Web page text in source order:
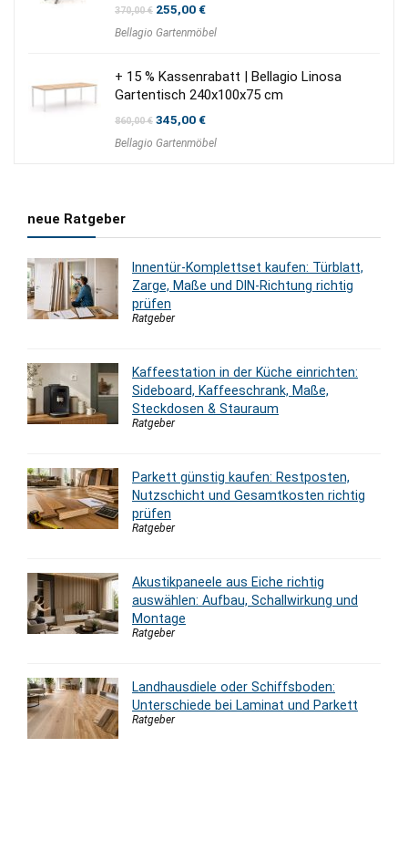
370,00€ Ursprünglicher
war:
255,00€Aktueller
ist:
Bellagio Gartenmöbel
+ 15 % Kassenrabatt | Bellagio Linosa
Gartentisch 240x100x75 cm
860,00€ Ursprünglicher
war:
345,00€Aktueller
ist:
Bellagio Gartenmöbel
neue Ratgeber
Innentür-Komplettset kaufen: Türblatt,
Zarge, Maße und DIN-Richtung richtig
prüfen
Ratgeber
Kaffeestation in der Küche einrichten:
Sideboard, Kaffeeschrank, Maße,
Steckdosen & Stauraum
Ratgeber
Parkett günstig kaufen: Restposten,
Nutzschicht und Gesamtkosten richtig
prüfen
Ratgeber
Akustikpaneele aus Eiche richtig
auswählen: Aufbau, Schallwirkung und
Montage
Ratgeber
Landhausdiele oder Schiffsboden:
Unterschiede bei Laminat und Parkett
Ratgeber